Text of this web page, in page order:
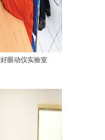
眼动仪实验室